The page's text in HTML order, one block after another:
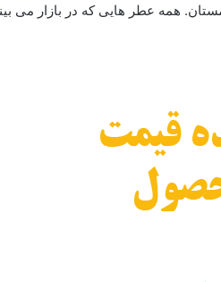
همه عطر هایی که در بازار می